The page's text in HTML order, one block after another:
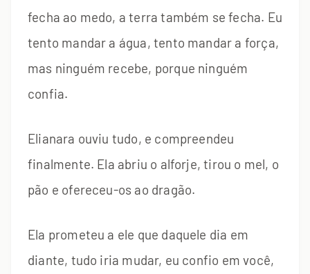
fecha ao medo, a terra também se fecha. Eu
tento mandar a água, tento mandar a força,
mas ninguém recebe, porque ninguém
confia.
Elianara ouviu tudo, e compreendeu
finalmente. Ela abriu o alforje, tirou o mel, o
pão e ofereceu-os ao dragão.
Ela prometeu a ele que daquele dia em
diante, tudo iria mudar, eu confio em você,